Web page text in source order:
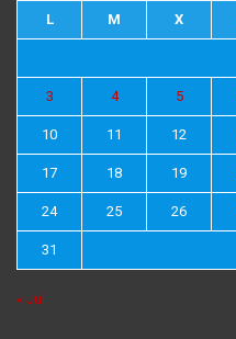
L M X
3 4 5
10 11 12
17 18 19
24 25 26
31
« Jul